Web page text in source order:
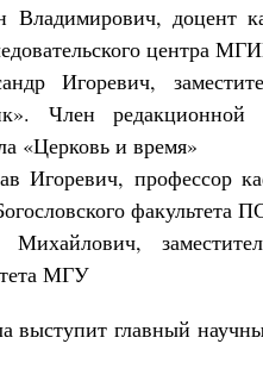
доцент
центра
Игоревич,
Член редакционной
«Церковь и время»
профессор
факультета
МГУ
выступит главный